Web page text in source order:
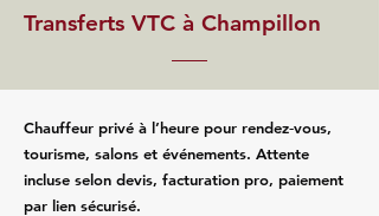
Transferts VTC à Champillon
Chauffeur privé à l’heure pour rendez‑vous,
tourisme, salons et événements. Attente
incluse selon devis, facturation pro, paiement
par lien sécurisé.